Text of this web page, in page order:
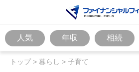
人気 年収 相続
トップ> 暮らし > 子育て